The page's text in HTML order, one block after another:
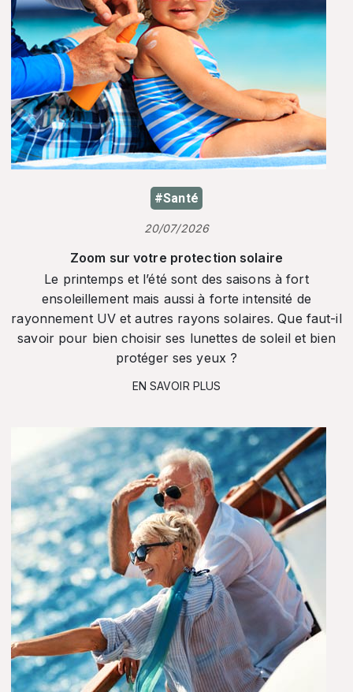
#Santé
20/07/2026
Zoom sur votre protection solaire
Le printemps et l’été sont des saisons à fort
ensoleillement mais aussi à forte intensité de
rayonnement UV et autres rayons solaires. Que faut-il
savoir pour bien choisir ses lunettes de soleil et bien
protéger ses yeux ?
EN SAVOIR PLUS